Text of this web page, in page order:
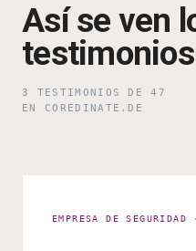
Así se ven
3 TESTIMONIOS DE 47
EN COREDINATE.DE
EMPRESA DE SEGURIDAD